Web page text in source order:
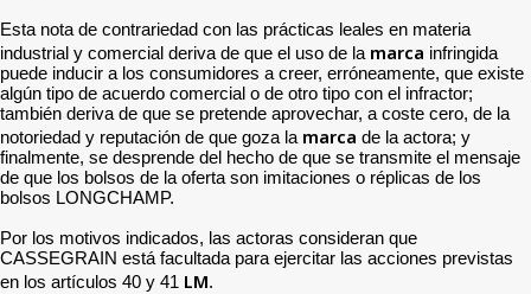
Esta nota de contrariedad con las prácticas leales en materia
industrial y comercial deriva de que el uso de la marca infringida
puede inducir a los consumidores a creer, erróneamente, que existe
algún tipo de acuerdo comercial o de otro tipo con el infractor;
también deriva de que se pretende aprovechar, a coste cero, de la
notoriedad y reputación de que goza la marca de la actora; y
finalmente, se desprende del hecho de que se transmite el mensaje
de que los bolsos de la oferta son imitaciones o réplicas de los
bolsos LONGCHAMP.
Por los motivos indicados, las actoras consideran que
CASSEGRAIN está facultada para ejercitar las acciones previstas
en los artículos 40 y 41 LM.